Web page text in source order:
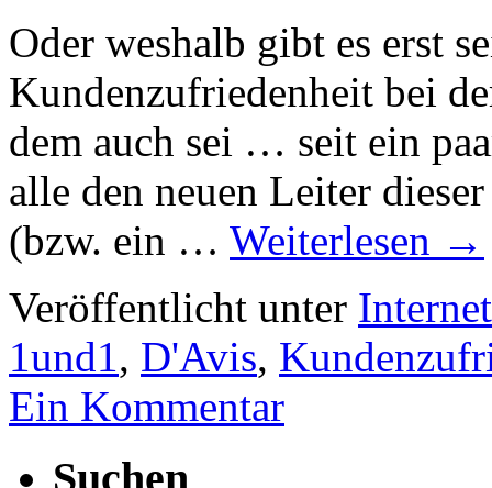
Oder weshalb gibt es erst
Kundenzufriedenheit bei
dem auch sei … seit ein
alle den neuen Leiter
(bzw. ein … Weiterlesen →
Veröffentlicht unter
1und1, D'Avis,
Ein Kommentar
Suchen